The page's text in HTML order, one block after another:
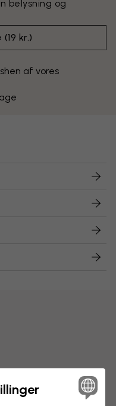
belysning og
(19 kr.)
af vores